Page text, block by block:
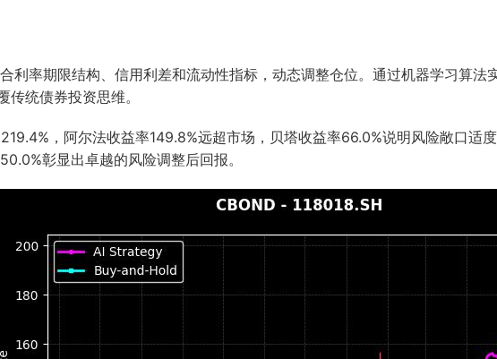
利率期限结构、信用利差和流动性指标，动态调整仓位。通过机器学习算法
传统债券投资思维。
，阿尔法收益率149.8%远超市场，贝塔收益率66.0%说明风险敞口适
彰显出卓越的风险调整后回报。